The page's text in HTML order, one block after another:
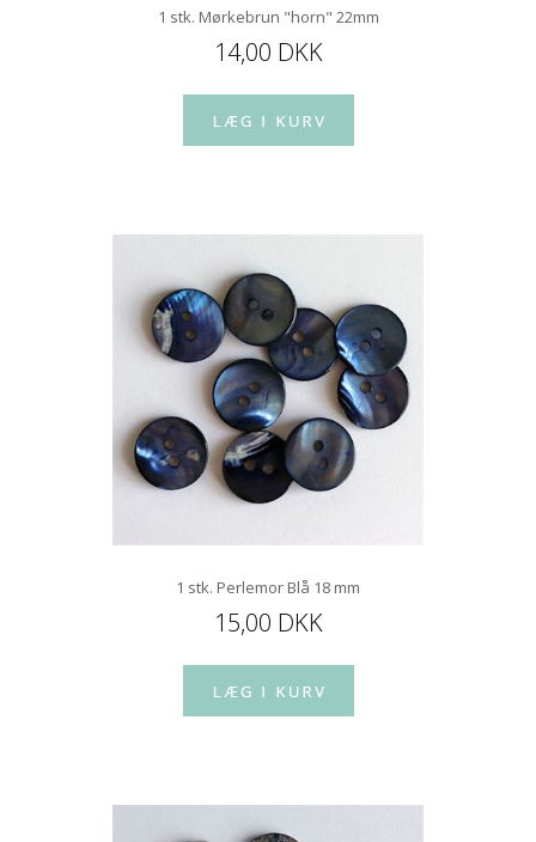
1 stk. Mørkebrun "horn" 22mm
14,00 DKK
1 stk. Perlemor Blå 18 mm
15,00 DKK